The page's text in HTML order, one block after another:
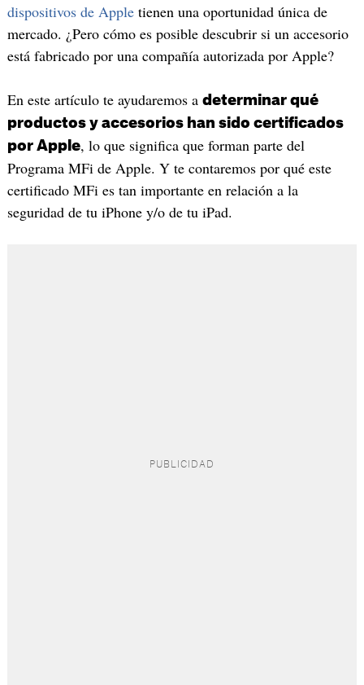
dispositivos de Appletienen una oportunidad única de
mercado. ¿Pero cómo es posible descubrir si un accesorio
está fabricado por una compañía autorizada por Apple?
En este artículo te ayudaremos a determinar qué
productos y accesorios han sido certificados
por Apple, lo que significa que forman parte del
Programa MFi de Apple. Y te contaremos por qué este
certificado MFi es tan importante en relación a la
seguridad de tu iPhone y/o de tu iPad.